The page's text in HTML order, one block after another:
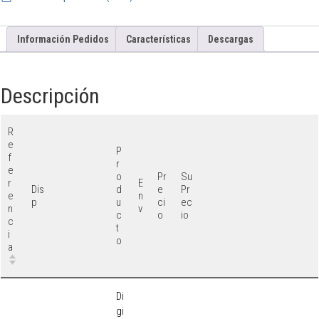
Información Pedidos Características Descargas
Descripción
R
e
f
e
r
e
n
c
i
a
Dis
p
P
r
o
d
u
c
t
o
E
n
v
Pr
e
ci
o
Su
Pr
ec
io
Di
gi